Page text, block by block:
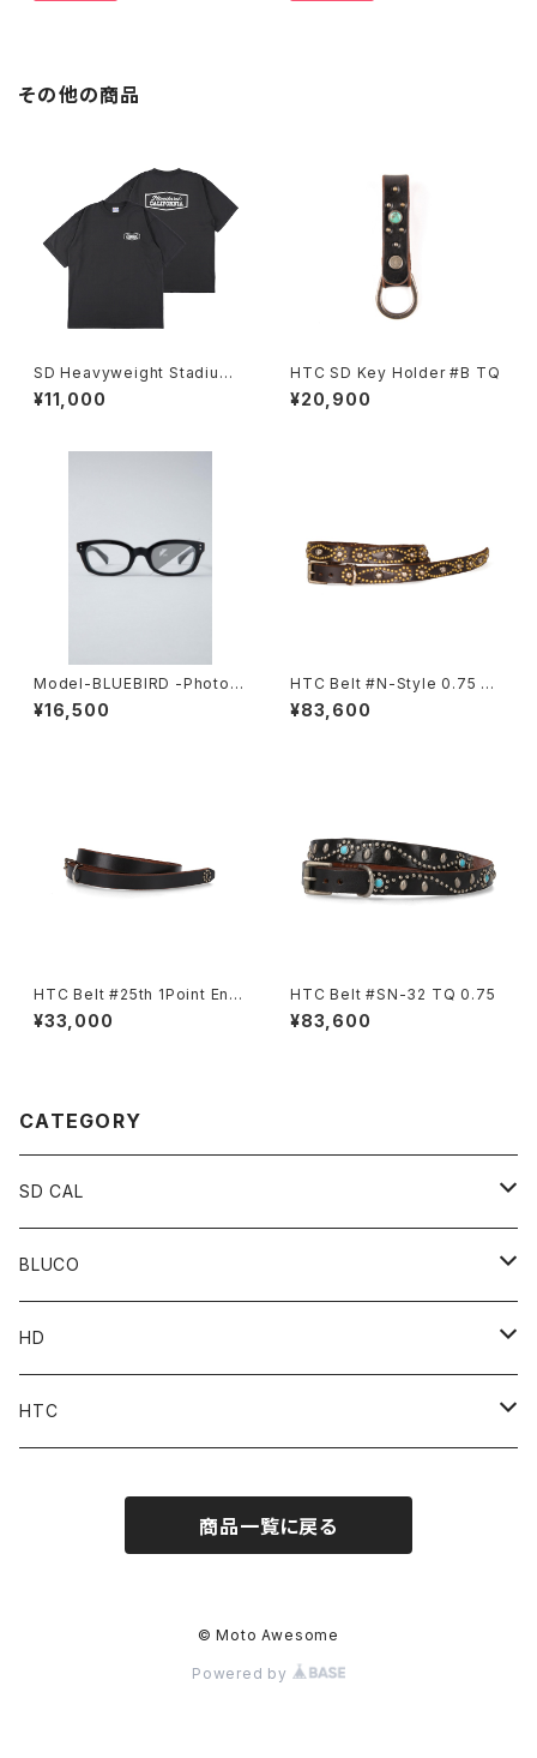
その他の商品
SD Heavyweight Stadium
Logo T
¥11,000
HTC SD Key Holder #B TQ
¥20,900
Model-BLUEBIRD -Photoc
hromic-
¥16,500
HTC Belt #N-Style 0.75 St
andard California別注
¥83,600
HTC Belt #25th 1Point End
Flower Stone 0.75
¥33,000
HTC Belt #SN-32 TQ 0.75
¥83,600
CATEGORY
SD CAL
Top
Pant
Accessories
BLUCO
Tops
Pant
MOONEYES x DOGTOWN x BLUCO
HD
Parts
HTC
商品一覧に戻る
© Moto Awesome
Powered by